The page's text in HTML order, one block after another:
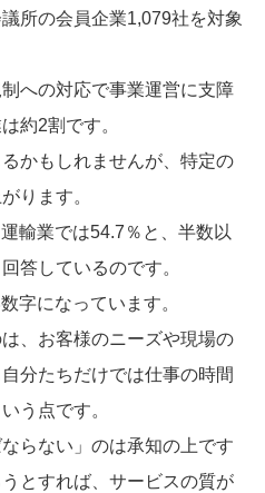
所の会員企業1,079社を対象
への対応で事業運営に支障
約2割です。
かもしれませんが、特定の
ります。
輸業では54.7％と、半数以
答しているのです。
字になっています。
、お客様のニーズや現場の
分たちだけでは仕事の時間
う点です。
らない」のは承知の上です
とすれば、サービスの質が